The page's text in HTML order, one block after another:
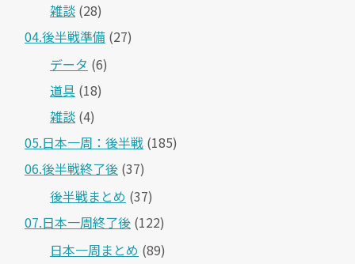
雑談 (28)
04.後半戦準備 (27)
データ (6)
道具 (18)
雑談 (4)
05.日本一周：後半戦 (185)
06.後半戦終了後 (37)
後半戦まとめ (37)
07.日本一周終了後 (122)
日本一周まとめ (89)